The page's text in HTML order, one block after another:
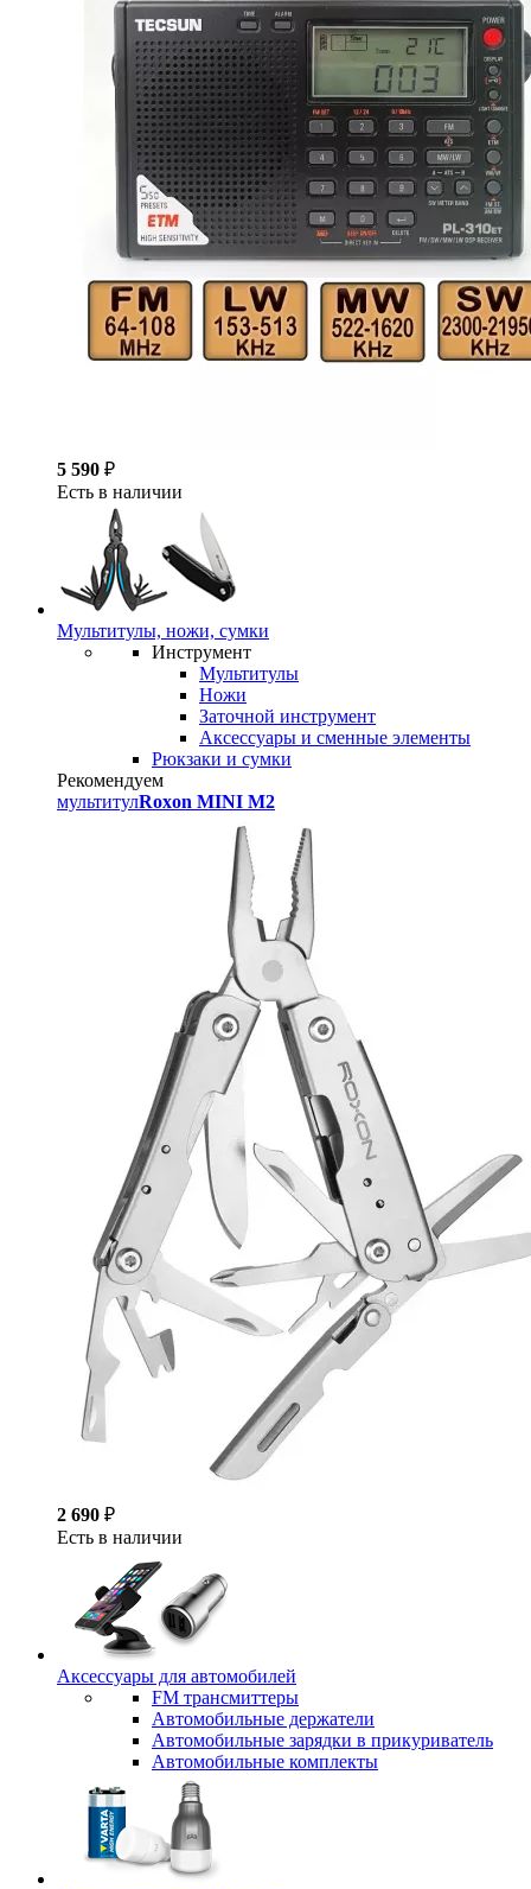
5 590 ₽
Есть в наличии
Мультитулы, ножи, сумки
Инструмент
Мультитулы
Ножи
Заточной инструмент
Аксессуары и сменные элементы
Рюкзаки и сумки
Рекомендуем
мультитулRoxon MINI M2
2 690 ₽
Есть в наличии
Аксессуары для автомобилей
FM трансмиттеры
Автомобильные держатели
Автомобильные зарядки в прикуриватель
Автомобильные комплекты